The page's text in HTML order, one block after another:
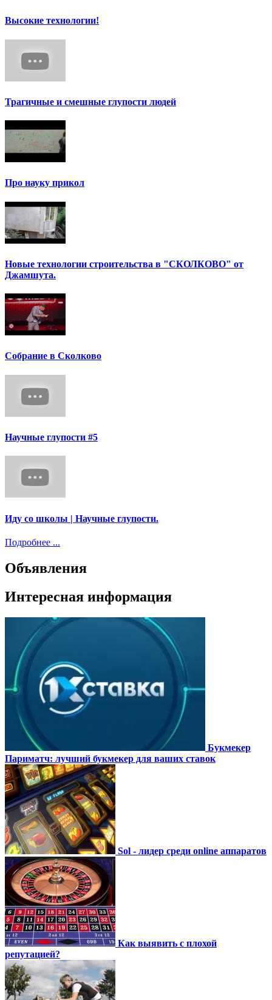
Высокие технологии!
Трагичные и смешные глупости людей
Про науку прикол
Новые технологии строительства в "СКОЛКОВО" от
Джамшута.
Собрание в Сколково
Научные глупости #5
Иду со школы | Научные глупости.
Подробнее ...
Объявления
Интересная информация
Букмекер
Париматч: лучший букмекер для ваших ставок
Sol - лидер среди online аппаратов
Как выявить с плохой
репутацией?